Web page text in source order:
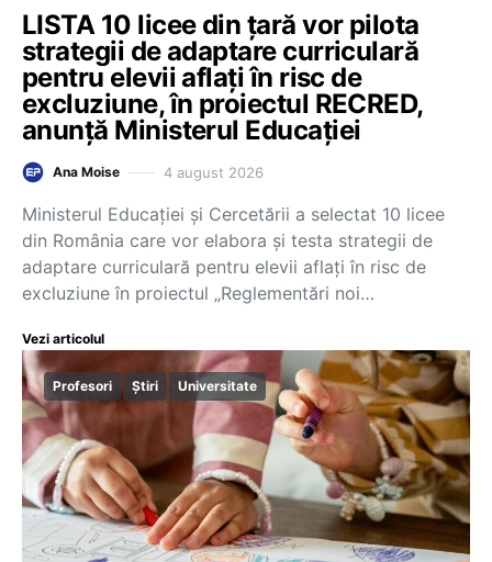
LISTA 10 licee din țară vor pilota
strategii de adaptare curriculară
pentru elevii aflați în risc de
excluziune, în proiectul RECRED,
anunță Ministerul Educației
Ana Moise 4 august 2026
Ministerul Educației și Cercetării a selectat 10 licee
din România care vor elabora și testa strategii de
adaptare curriculară pentru elevii aflați în risc de
excluziune în proiectul „Reglementări noi…
Vezi articolul
Profesori Știri Universitate